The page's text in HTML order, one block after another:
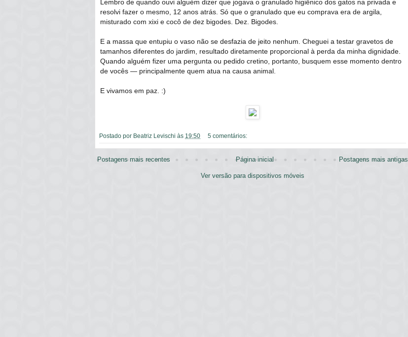
Lembro de quando ouvi alguém dizer que jogava o granulado higiênico dos gatos na privada e
resolvi fazer o mesmo, 12 anos atrás. Só que o granulado que eu comprava era de argila,
misturado com xixi e cocô de dez bigodes. Dez. Bigodes.
E a massa que entupiu o vaso não se desfazia de jeito nenhum. Cheguei a testar gravetos de
tamanhos diferentes do jardim, resultado diretamente proporcional à perda da minha dignidade.
Quando alguém fizer uma pergunta ou pedido cretino, portanto, busquem esse momento dentro
de vocês ― principalmente quem atua na causa animal.
E vivamos em paz. :)
Postado por Beatriz Levischi às 19:50 5 comentários:
Postagens mais recentes Postagens mais antigas
Página inicial
Ver versão para dispositivos móveis